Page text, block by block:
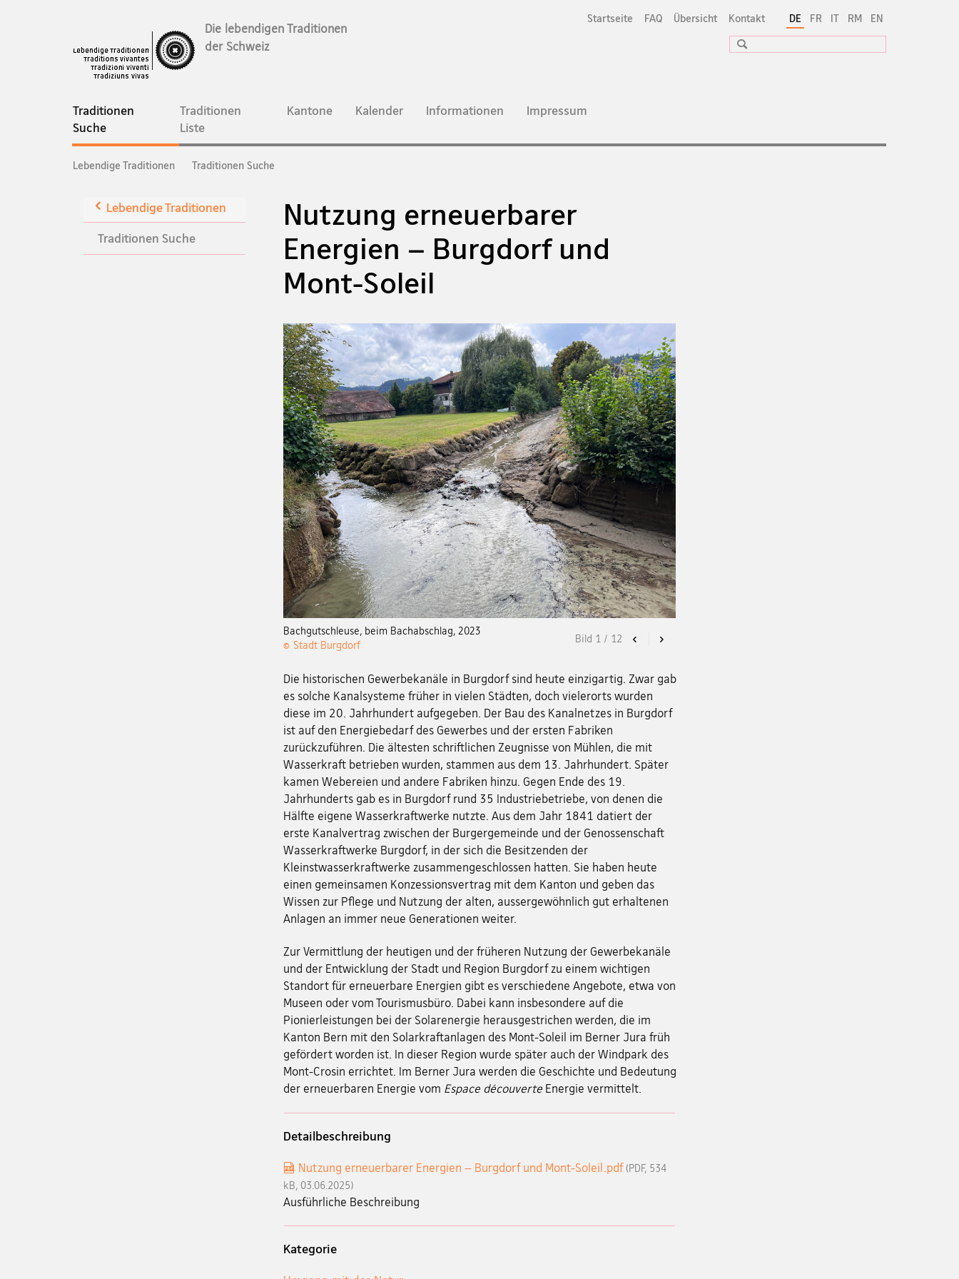
DE FR IT RM EN
Startseite FAQ Übersicht Kontakt
Die lebendigen Traditionen
der Schweiz
Suche
Hauptnavigation
Traditionen
Suchecurrent
page
Traditionen
Liste
Kantone Kalender Informationen Impressum
Seitenpfad
Lebendige Traditionen Traditionen Suche
Zurück
zur
Übersicht
Lebendige Traditionen
Traditionen Suche
Nutzung erneuerbarer
Energien – Burgdorf und
Mont-Soleil
Bachgutschleuse, beim Bachabschlag, 2023
© Stadt Burgdorf
Previous
Bild 1 / 12
Die historischen Gewerbekanäle in Burgdorf sind heute einzigartig. Zwar gab
es solche Kanalsysteme früher in vielen Städten, doch vielerorts wurden
diese im 20. Jahrhundert aufgegeben. Der Bau des Kanalnetzes in Burgdorf
ist auf den Energiebedarf des Gewerbes und der ersten Fabriken
zurückzuführen. Die ältesten schriftlichen Zeugnisse von Mühlen, die mit
Wasserkraft betrieben wurden, stammen aus dem 13. Jahrhundert. Später
kamen Webereien und andere Fabriken hinzu. Gegen Ende des 19.
Jahrhunderts gab es in Burgdorf rund 35 Industriebetriebe, von denen die
Hälfte eigene Wasserkraftwerke nutzte. Aus dem Jahr 1841 datiert der
erste Kanalvertrag zwischen der Burgergemeinde und der Genossenschaft
Wasserkraftwerke Burgdorf, in der sich die Besitzenden der
Kleinstwasserkraftwerke zusammengeschlossen hatten. Sie haben heute
einen gemeinsamen Konzessionsvertrag mit dem Kanton und geben das
Wissen zur Pflege und Nutzung der alten, aussergewöhnlich gut erhaltenen
Anlagen an immer neue Generationen weiter.
Zur Vermittlung der heutigen und der früheren Nutzung der Gewerbekanäle
und der Entwicklung der Stadt und Region Burgdorf zu einem wichtigen
Standort für erneuerbare Energien gibt es verschiedene Angebote, etwa von
Museen oder vom Tourismusbüro. Dabei kann insbesondere auf die
Pionierleistungen bei der Solarenergie herausgestrichen werden, die im
Kanton Bern mit den Solarkraftanlagen des Mont-Soleil im Berner Jura früh
gefördert worden ist. In dieser Region wurde später auch der Windpark des
Mont-Crosin errichtet. Im Berner Jura werden die Geschichte und Bedeutung
der erneuerbaren Energie vom Espace découverteEnergie vermittelt.
Detailbeschreibung
Nutzung erneuerbarer Energien – Burgdorf und Mont-Soleil.pdf(PDF, 534
kB, 03.06.2025)
Ausführliche Beschreibung
Kategorie